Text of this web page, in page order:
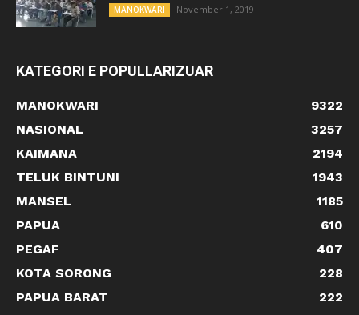
MANOKWARI November 1, 2019
KATEGORI E POPULLARIZUAR
MANOKWARI
9322
NASIONAL
3257
KAIMANA
2194
TELUK BINTUNI
1943
MANSEL
1185
PAPUA
610
PEGAF
407
KOTA SORONG
228
PAPUA BARAT
222